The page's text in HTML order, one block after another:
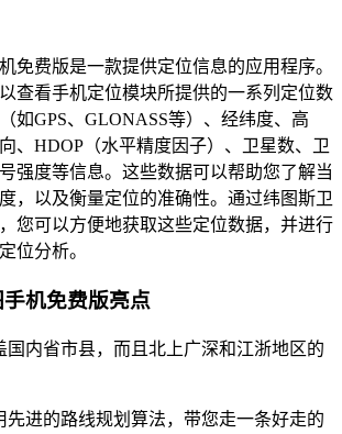
免费版是一款提供定位信息的应用程序。
查看手机定位模块所提供的一系列定位数
如GPS、GLONASS等）、经纬度、高
、HDOP（水平精度因子）、卫星数、卫
强度等信息。这些数据可以帮助您了解当
，以及衡量定位的准确性。通过纬图斯卫
您可以方便地获取这些定位数据，并进行
位分析。
机免费版亮点
国内省市县，而且北上广深和江浙地区的
先进的路线规划算法，带您走一条好走的